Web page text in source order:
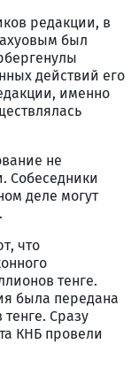
редакции, в
был
действий его
именно
не
Собеседники
деле могут
что
тенге.
была передана
Сразу
КНБ провели